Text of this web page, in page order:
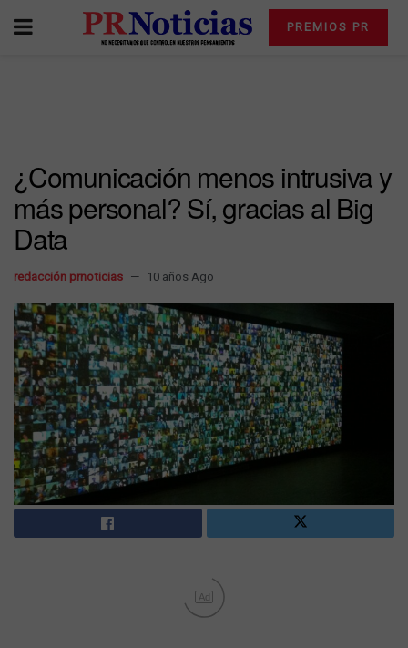
PREMIOS PR
¿Comunicación menos intrusiva y
más personal? Sí, gracias al Big
Data
redacción prnoticias 10 años Ago
Ad